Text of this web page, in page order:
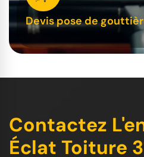
Devis pose de
Contactez
Éclat Toiture